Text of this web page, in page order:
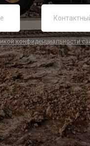
конфиденциальности